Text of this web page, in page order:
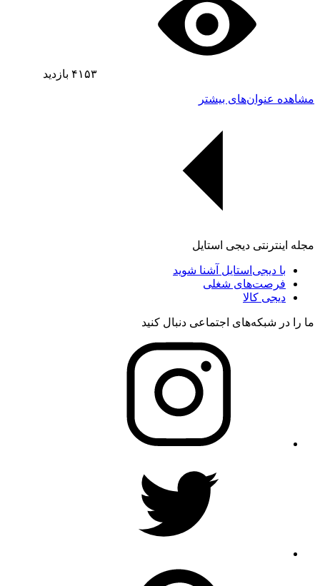
۴۱۵۳ بازدید
مشاهده عنوان‌های بیشتر
مجله اینترنتی دیجی استایل
با دیجی‌استایل آشنا شوید
فرصت‌های شغلی
دیجی کالا
ما را در شبکه‌های اجتماعی دنبال کنید